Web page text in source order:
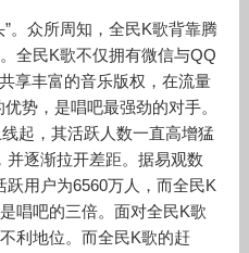
。众所周知，全民K歌背靠腾
全民K歌不仅拥有微信与QQ
享丰富的音乐版权，在流量
势，是唱吧最强劲的对手。
起，其活跃人数一直高增猛
并逐渐拉开差距。据易观数
用户为6560万人，而全民K
唱吧的三倍。面对全民K歌
利地位。而全民K歌的赶